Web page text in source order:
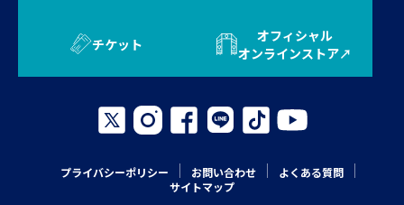
チケット
オフィシャル
オンラインストア
プライバシーポリシー お問い合わせ
よくある質問
サイトマップ